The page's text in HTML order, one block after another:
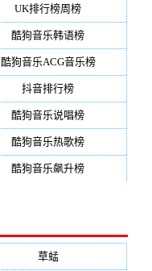
UK排行榜周榜
酷狗音乐韩语榜
酷狗音乐ACG音乐榜
抖音排行榜
酷狗音乐说唱榜
酷狗音乐热歌榜
酷狗音乐飙升榜
草蜢